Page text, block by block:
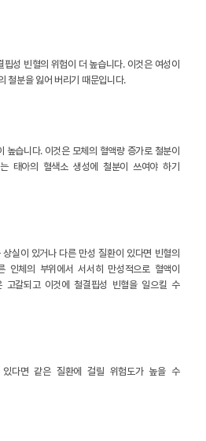
성 빈혈의 위험이 더 높습니다. 이것은 여성이
철분을 잃어 버리기 때문입니다.
높습니다. 이것은 모체의 혈액량 증가로 철분이
태아의 혈색소 생성에 철분이 쓰여야 하기
실이 있거나 다른 만성 질환이 있다면 빈혈의
인체의 부위에서 서서히 만성적으로 혈액이
고갈되고 이것에 철결핍성 빈혈을 일으킬 수
다면 같은 질환에 걸릴 위험도가 높을 수